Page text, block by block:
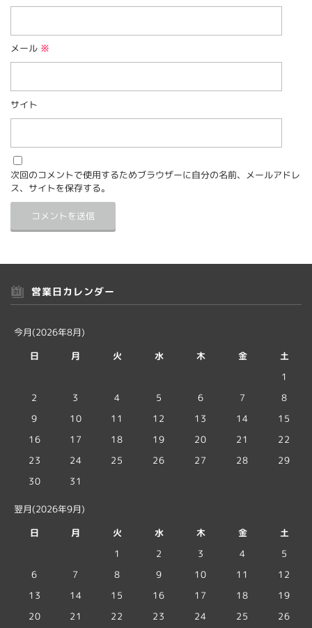
メール ※
サイト
次回のコメントで使用するためブラウザーに自分の名前、メールアドレ
ス、サイトを保存する。
営業日カレンダー
今月(2026年8月)
日
月 火 水 木 金
土
1
2
3 4 5 6 7
8
9
10 11 12 13 14
15
16
17 18 19 20 21
22
23
24 25 26 27 28
29
30
31
翌月(2026年9月)
日
月 火 水 木 金
土
1
2 3 4
5
6
7 8 9 10 11
12
13
14 15 16 17 18
19
20
21 22 23 24 25 26